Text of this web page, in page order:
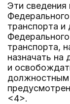
Эти
транспорта
транспорта,
назначать
и
должностным
<4>.